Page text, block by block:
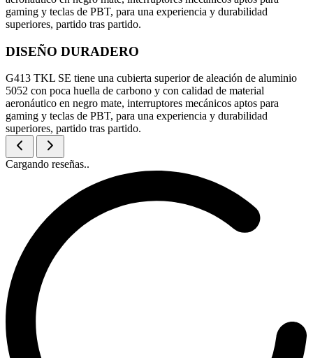
gaming y teclas de PBT, para una experiencia y durabilidad
superiores, partido tras partido.
DISEÑO DURADERO
G413 TKL SE tiene una cubierta superior de aleación de aluminio
5052 con poca huella de carbono y con calidad de material
aeronáutico en negro mate, interruptores mecánicos aptos para
gaming y teclas de PBT, para una experiencia y durabilidad
superiores, partido tras partido.
Cargando reseñas..